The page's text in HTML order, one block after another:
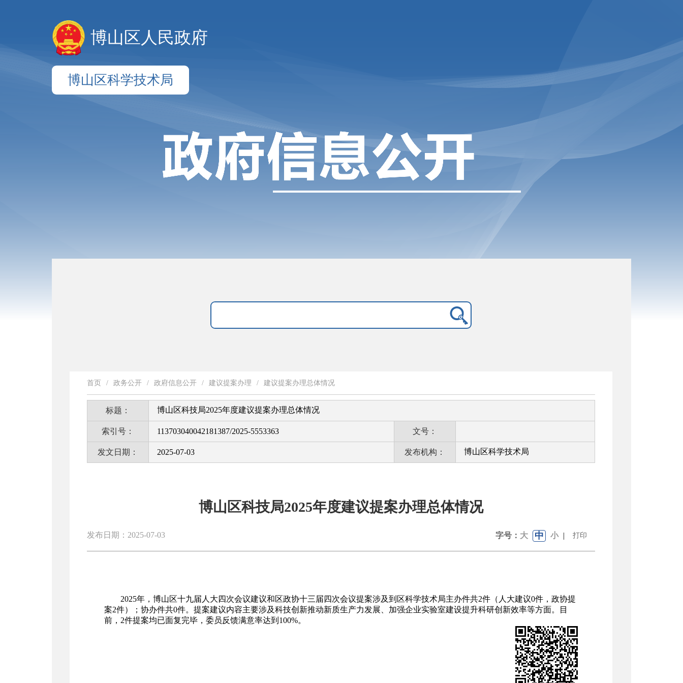
博山区人民政府
博山区科学技术局
首页 / 政务公开 / 政府信息公开 / 建议提案办理 / 建议提案办理总体情况
标题： 博山区科技局2025年度建议提案办理总体情况
索引号： 113703040042181387/2025-5553363 文号：
发文日期： 2025-07-03 发布机构： 博山区科学技术局
博山区科技局2025年度建议提案办理总体情况
发布日期：2025-07-03 字号： 大 中 小 | 打印
2025年，博山区十九届人大四次会议建议和区政协十三届四次会议提案涉及到区科学技术局主办件共2件（人大建议0件，政协提
案2件）；协办件共0件。提案建议内容主要涉及科技创新推动新质生产力发展 、加强企业实验室建设提升科研创新效率等方面。目
前， 2件提案均已面复完毕，委员反馈满意率达到 100%。